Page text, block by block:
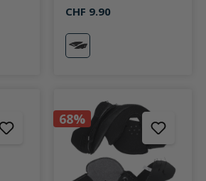
CHF 9.90
matt-schwarz
68%